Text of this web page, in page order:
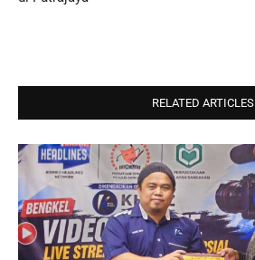
RELATED ARTICLES